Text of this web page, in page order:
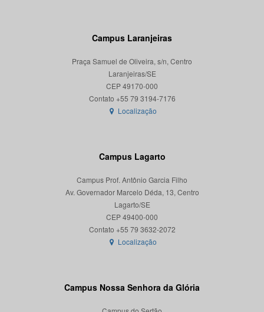
Campus Laranjeiras
Praça Samuel de Oliveira, s/n, Centro
Laranjeiras/SE
CEP 49170-000
Localização
Campus Lagarto
Campus Prof. Antônio Garcia Filho
Av. Governador Marcelo Déda, 13, Centro
Lagarto/SE
CEP 49400-000
Localização
Campus Nossa Senhora da Glória